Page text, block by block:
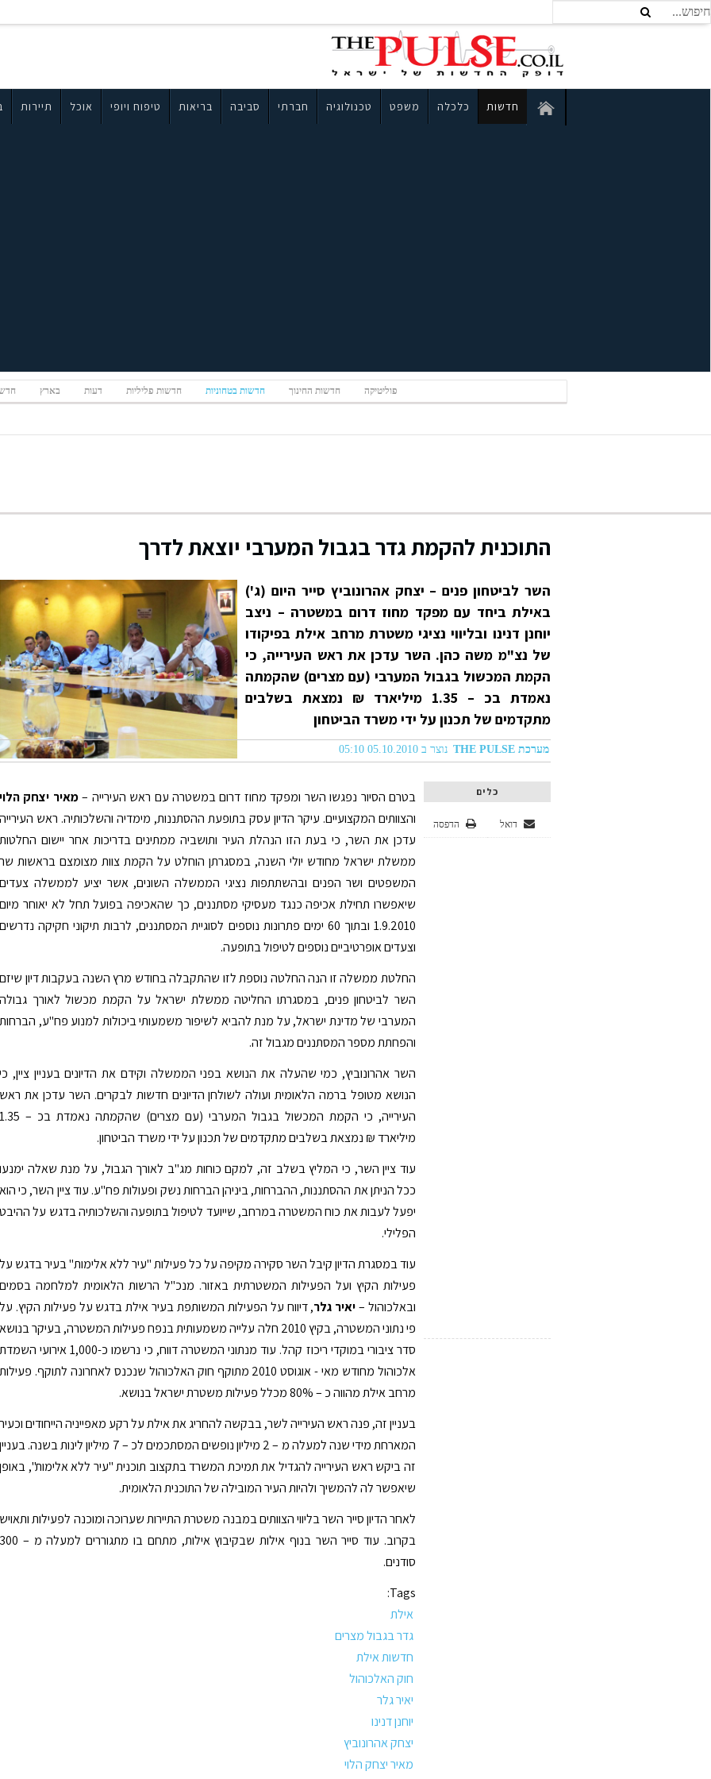
חדשות כלכלה משפט טכנולוגיה חברתי סביבה בריאות טיפוח ויופי אוכל תיירות
פוליטיקה חדשות החינוך חדשות בטחוניות חדשות פליליות דעות בארץ
התוכנית להקמת גדר בגבול המערבי יוצאת לדרך
השר לביטחון פנים – יצחק אהרונוביץ סייר היום (ג')
באילת ביחד עם מפקד מחוז דרום במשטרה – ניצב
יוחנן דנינו ובליווי נציגי משטרת מרחב אילת בפיקודו
של נצ"מ משה כהן. השר עדכן את ראש העירייה, כי
הקמת המכשול בגבול המערבי (עם מצרים) שהקמתה
נאמדת בכ – 1.35 מיליארד ₪ נמצאת בשלבים
מתקדמים של תכנון על ידי משרד הביטחון
מערכת THE PULSE נוצר ב 05.10.2010 05:10
כלים
הדפסה דואל
בטרם הסיור נפגשו השר ומפקד מחוז דרום במשטרה עם ראש העירייה –מאיר יצחק הלוי
והצוותים המקצועיים. עיקר הדיון עסק בתופעת ההסתננות, מימדיה והשלכותיה. ראש העירייה
עדכן את השר, כי בעת הזו הנהלת העיר ותושביה ממתינים בדריכות אחר יישום החלטות
ממשלת ישראל מחודש יולי השנה, במסגרתן הוחלט על הקמת צוות מצומצם בראשות שר
המשפטים ושר הפנים ובהשתתפות נציגי הממשלה השונים, אשר יציע לממשלה צעדים
שיאפשרו תחילת אכיפה כנגד מעסיקי מסתננים, כך שהאכיפה בפועל תחל לא יאוחר מיום
1.9.2010 ובתוך 60 ימים פתרונות נוספים לסוגיית המסתננים, לרבות תיקוני חקיקה נדרשים
וצעדים אופרטיביים נוספים לטיפול בתופעה.
החלטת ממשלה זו הנה החלטה נוספת לזו שהתקבלה בחודש מרץ השנה בעקבות דיון שיזם
השר לביטחון פנים, במסגרתו החליטה ממשלת ישראל על הקמת מכשול לאורך גבולה
המערבי של מדינת ישראל, על מנת להביא לשיפור משמעותי ביכולות למנוע פח"ע, הברחות
והפחתת מספר המסתננים מגבול זה.
השר אהרונוביץ, כמי שהעלה את הנושא בפני הממשלה וקידם את הדיונים בעניין ציין, כי
הנושא מטופל ברמה הלאומית ועולה לשולחן הדיונים חדשות לבקרים. השר עדכן את ראש
העירייה, כי הקמת המכשול בגבול המערבי (עם מצרים) שהקמתה נאמדת בכ – 1.35
מיליארד ₪ נמצאת בשלבים מתקדמים של תכנון על ידי משרד הביטחון.
עוד ציין השר, כי המליץ בשלב זה, למקם כוחות מג"ב לאורך הגבול, על מנת שאלה ימנעו
ככל הניתן את ההסתננות, ההברחות, ביניהן הברחות נשק ופעולות פח"ע. עוד ציין השר, כי הוא
יפעל לעבות את כוח המשטרה במרחב, שייועד לטיפול בתופעה והשלכותיה בדגש על ההיבט
הפלילי.
עוד במסגרת הדיון קיבל השר סקירה מקיפה על כל פעילות "עיר ללא אלימות" בעיר בדגש על
פעילות הקיץ ועל הפעילות המשטרתית באזור. מנכ"ל הרשות הלאומית למלחמה בסמים
ובאלכוהול –יאיר גלר, דיווח על הפעילות המשותפת בעיר אילת בדגש על פעילות הקיץ. על
פי נתוני המשטרה, בקיץ 2010 חלה עלייה משמעותית בנפח פעילות המשטרה, בעיקר בנושא
סדר ציבורי במוקדי ריכוז קהל. עוד מנתוני המשטרה דווח, כי נרשמו כ-1,000 אירועי השמדת
אלכוהול מחודש מאי - אוגוסט 2010 מתוקף חוק האלכוהול שנכנס לאחרונה לתוקף. פעילות
מרחב אילת מהווה כ – 80% מכלל פעילות משטרת ישראל בנושא.
בעניין זה, פנה ראש העירייה לשר, בבקשה להחריג את אילת על רקע מאפייניה הייחודים וכעיר
המארחת מידי שנה למעלה מ – 2 מיליון נופשים המסתכמים לכ – 7 מיליון לינות בשנה. בעניין
זה ביקש ראש העירייה להגדיל את תמיכת המשרד בתקצוב תוכנית "עיר ללא אלימות", באופן
שיאפשר לה להמשיך ולהיות העיר המובילה של התוכנית הלאומית.
לאחר הדיון סייר השר בליווי הצוותים במבנה משטרת התיירות שערוכה ומוכנה לפעילות ותאויש
בקרוב. עוד סייר השר בנוף אילות שבקיבוץ אילות, מתחם בו מתגוררים למעלה מ – 300
סודנים.
Tags:
אילת
גדר בגבול מצרים
חדשות אילת
חוק האלכוהול
יאיר גלר
יוחנן דנינו
יצחק אהרונוביץ
מאיר יצחק הלוי